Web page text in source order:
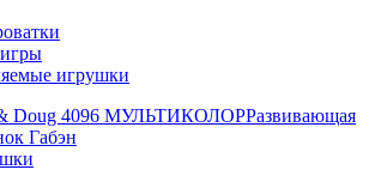
игрушки
Doug 4096 МУЛЬТИКОЛОРРазвивающая
Габэн